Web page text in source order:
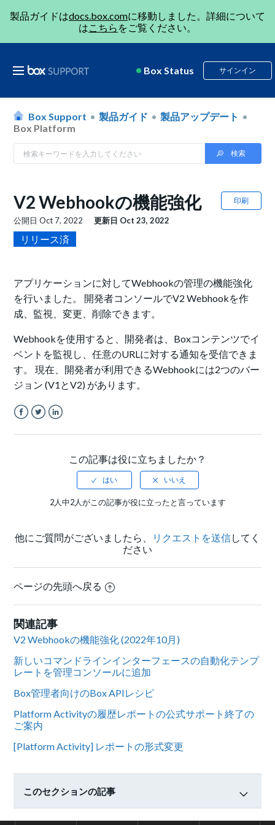
製品ガイドはdocs.box.comに移動しました。詳細について
はこちら をご覧ください。
Box Status サインイン
Box Support 製品ガイド
製品アップデート
Box Platform
印刷
V2 Webhookの機能強化
公開日Oct 7, 2022 更新日 Oct 23, 2022
リリース済
アプリケーションに対してWebhookの管理の機能強化
を行いました。 開発者コンソールでV2 Webhookを作
成、監視、変更、削除できます。
Webhookを使用すると、開発者は、Boxコンテンツでイ
ベントを監視し、任意のURLに対する通知を受信できま
す。 現在、開発者が利用できるWebhookには2つのバー
ジョン (V1とV2) があります。
この記事は役に立ちましたか？
2人中2人がこの記事が役に立ったと言っています
他にご質問がございましたら、 リクエストを送信してく
ださい
ページの先頭へ戻る
関連記事
V2 Webhookの機能強化 (2022年10月)
新しいコマンドラインインターフェースの自動化テンプ
レートを管理コンソールに追加
Box管理者向けのBox APIレシピ
Platform Activityの履歴レポートの公式サポート終了の
ご案内
[Platform Activity] レポートの形式変更
このセクションの記事